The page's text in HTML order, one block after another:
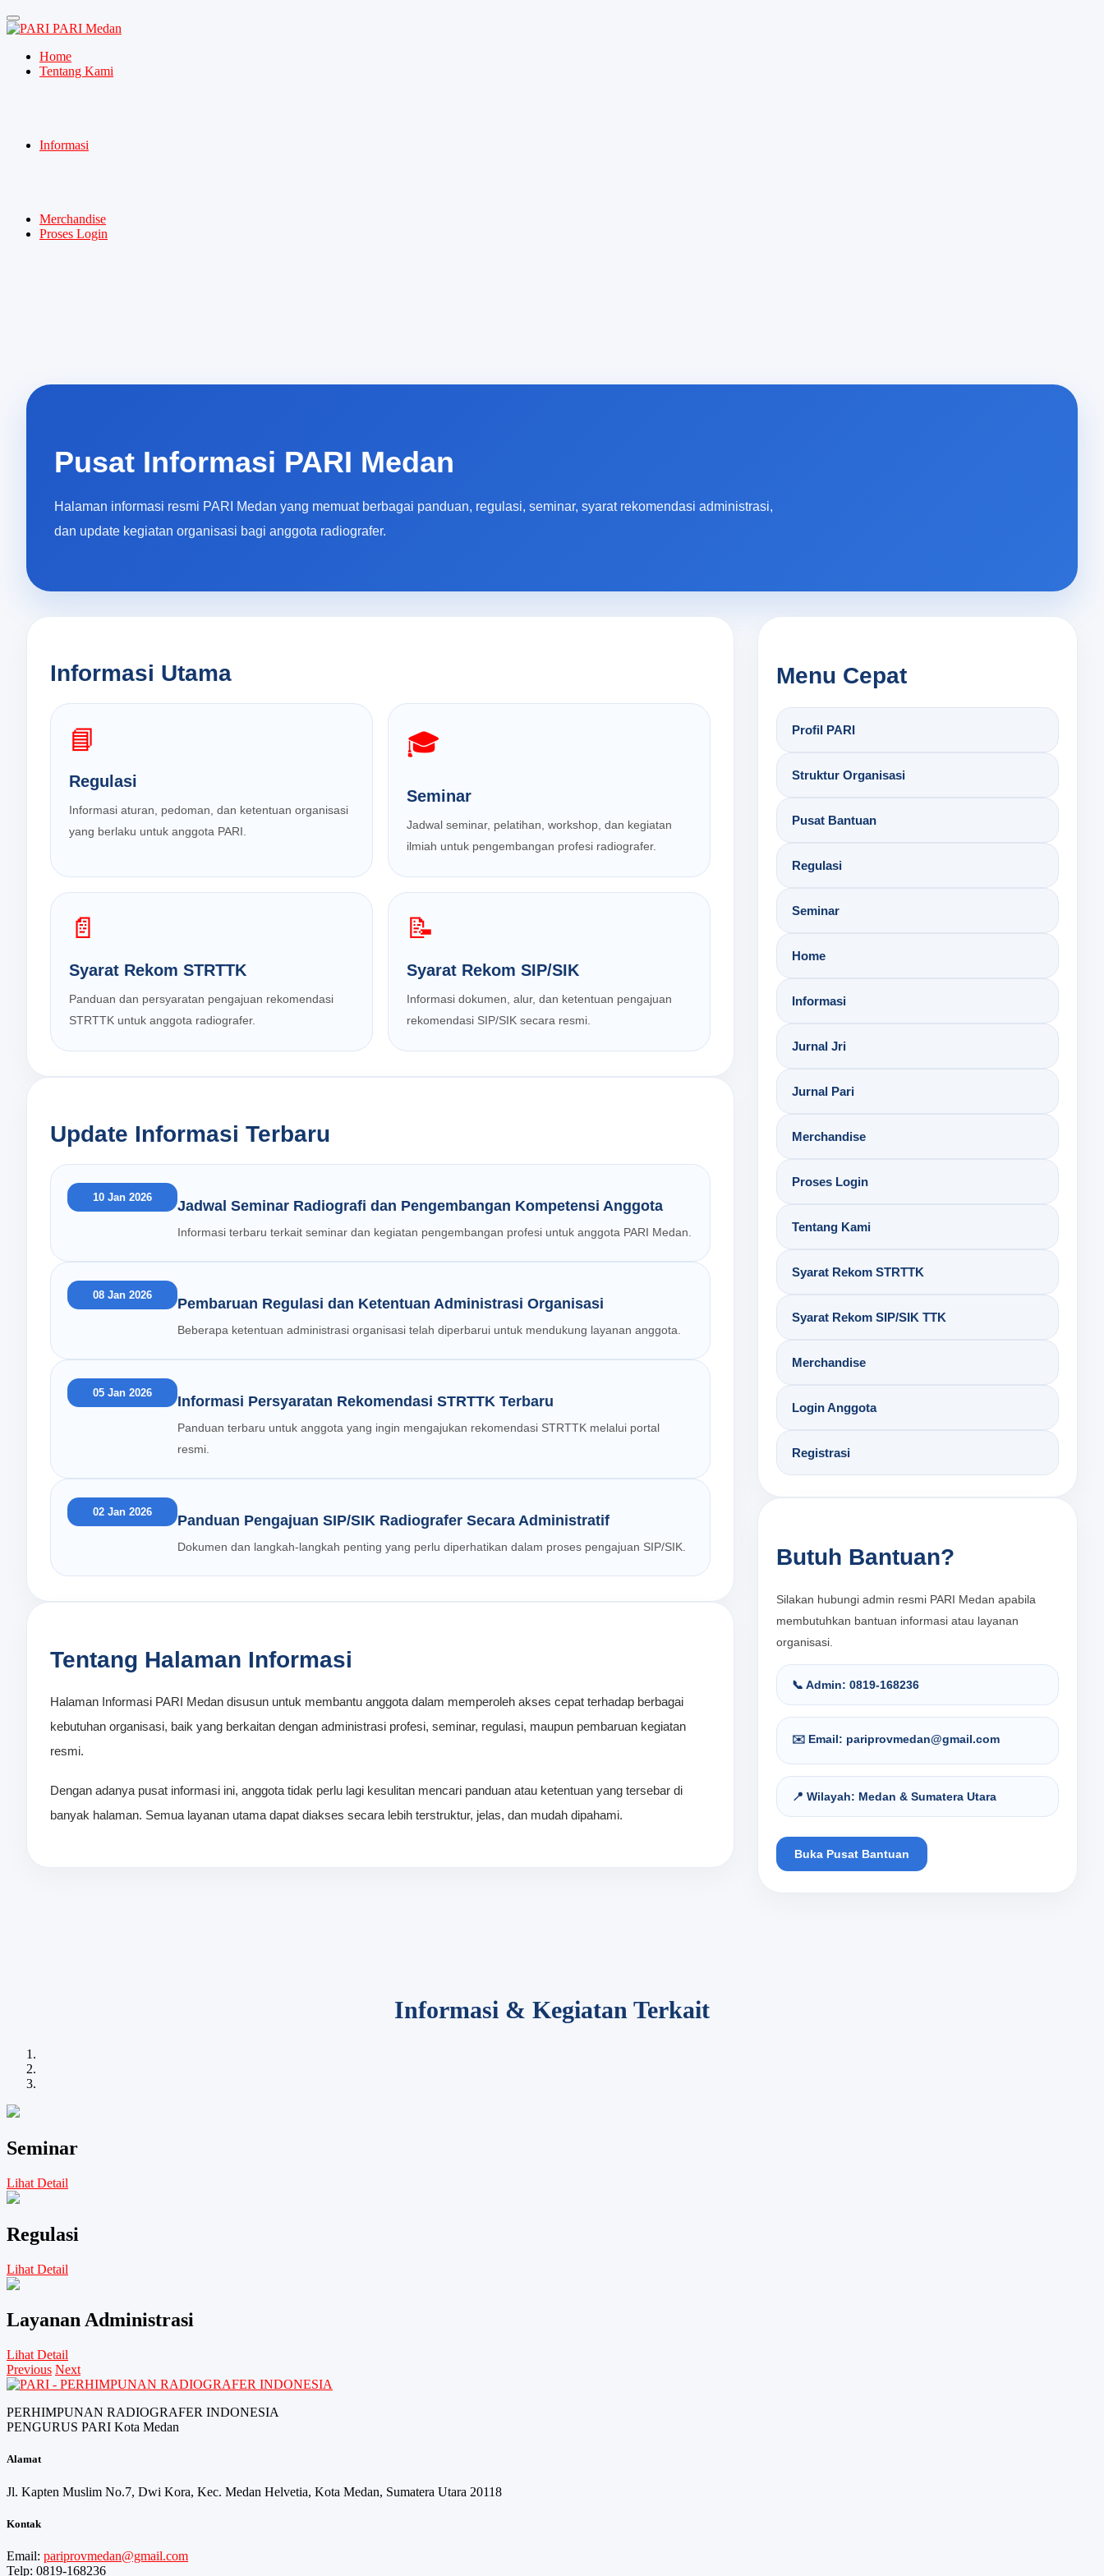
PARI Medan
Home
Tentang Kami
Informasi
Merchandise
Proses Login
Pusat Informasi PARI Medan
Halaman informasi resmi PARI Medan yang memuat berbagai panduan, regulasi, seminar, syarat rekomendasi administrasi,
dan update kegiatan organisasi bagi anggota radiografer.
Informasi Utama
📘
Regulasi
Informasi aturan, pedoman, dan ketentuan organisasi
yang berlaku untuk anggota PARI.
🎓
Seminar
Jadwal seminar, pelatihan, workshop, dan kegiatan
ilmiah untuk pengembangan profesi radiografer.
📄
Syarat Rekom STRTTK
Panduan dan persyaratan pengajuan rekomendasi
STRTTK untuk anggota radiografer.
📝
Syarat Rekom SIP/SIK
Informasi dokumen, alur, dan ketentuan pengajuan
rekomendasi SIP/SIK secara resmi.
Update Informasi Terbaru
10 Jan 2026
Jadwal Seminar Radiografi dan Pengembangan Kompetensi Anggota
Informasi terbaru terkait seminar dan kegiatan pengembangan profesi untuk anggota PARI Medan.
08 Jan 2026
Pembaruan Regulasi dan Ketentuan Administrasi Organisasi
Beberapa ketentuan administrasi organisasi telah diperbarui untuk mendukung layanan anggota.
05 Jan 2026
Informasi Persyaratan Rekomendasi STRTTK Terbaru
Panduan terbaru untuk anggota yang ingin mengajukan rekomendasi STRTTK melalui portal
resmi.
02 Jan 2026
Panduan Pengajuan SIP/SIK Radiografer Secara Administratif
Dokumen dan langkah-langkah penting yang perlu diperhatikan dalam proses pengajuan SIP/SIK.
Tentang Halaman Informasi
Halaman Informasi PARI Medan disusun untuk membantu anggota dalam memperoleh akses cepat terhadap berbagai
kebutuhan organisasi, baik yang berkaitan dengan administrasi profesi, seminar, regulasi, maupun pembaruan kegiatan
resmi.
Dengan adanya pusat informasi ini, anggota tidak perlu lagi kesulitan mencari panduan atau ketentuan yang tersebar di
banyak halaman. Semua layanan utama dapat diakses secara lebih terstruktur, jelas, dan mudah dipahami.
Menu Cepat
Profil PARI
Struktur Organisasi
Pusat Bantuan
Regulasi
Seminar
Home
Informasi
Jurnal Jri
Jurnal Pari
Merchandise
Proses Login
Tentang Kami
Syarat Rekom STRTTK
Syarat Rekom SIP/SIK TTK
Merchandise
Login Anggota
Registrasi
Butuh Bantuan?
Silakan hubungi admin resmi PARI Medan apabila
membutuhkan bantuan informasi atau layanan
organisasi.
📞 Admin: 0819-168236
✉️ Email: pariprovmedan@gmail.com
📍 Wilayah: Medan & Sumatera Utara
Buka Pusat Bantuan
Informasi & Kegiatan Terkait
Seminar
Lihat Detail
Regulasi
Lihat Detail
Layanan Administrasi
Lihat Detail
Previous Next
PERHIMPUNAN RADIOGRAFER INDONESIA
PENGURUS PARI Kota Medan
Alamat
Jl. Kapten Muslim No.7, Dwi Kora, Kec. Medan Helvetia, Kota Medan, Sumatera Utara 20118
Kontak
Email: pariprovmedan@gmail.com
Telp: 0819-168236